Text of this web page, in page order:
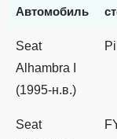
Автомобиль
Seat
Alhambra I
(1995-н.в.)
Seat